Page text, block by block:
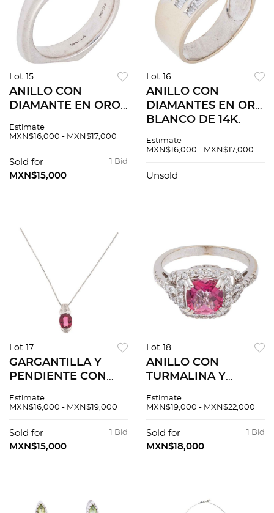
Lot 15
ANILLO CON
DIAMANTE EN ORO
diamante corte
Claridad: SI1-SI2
Color: I-K
Estimate
MXN$16,000 - MXN$17,000
1 Bid
Sold for
MXN$15,000
Lot 16
ANILLO CON
DIAMANTES EN ORO
BLANCO DE 14K.
baguette trapezoide
Talla: 7 ½
Estimate
MXN$16,000 - MXN$17,000
Unsold
Lot 17
GARGANTILLA Y
PENDIENTE CON
DIAMANTES EN
Una turmalina corte
oval ~3.21 ct y
Estimate
MXN$16,000 - MXN$19,000
1 Bid
Sold for
MXN$15,000
Lot 18
ANILLO CON
TURMALINA Y
BLANCO DE 18K.
facetada ~1.0 ct y
diamantes corte
Estimate
MXN$19,000 - MXN$22,000
1 Bid
Sold for
MXN$18,000